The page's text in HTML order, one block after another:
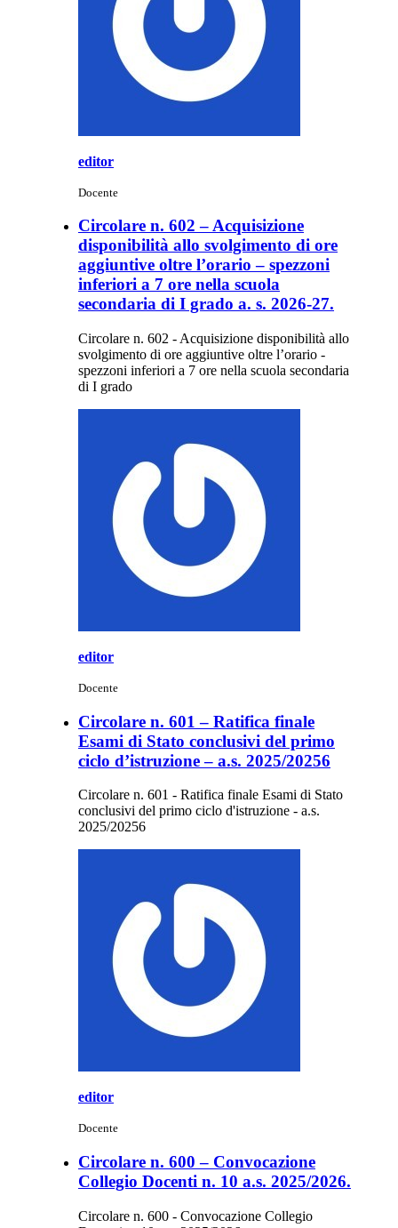
editor
Docente
Circolare n. 602 – Acquisizione
disponibilità allo svolgimento di ore
aggiuntive oltre l’orario – spezzoni
inferiori a 7 ore nella scuola
secondaria di I grado a. s. 2026-27.
Circolare n. 602 - Acquisizione disponibilità allo
svolgimento di ore aggiuntive oltre l’orario -
spezzoni inferiori a 7 ore nella scuola secondaria
di I grado
editor
Docente
Circolare n. 601 – Ratifica finale
Esami di Stato conclusivi del primo
ciclo d’istruzione – a.s. 2025/20256
Circolare n. 601 - Ratifica finale Esami di Stato
conclusivi del primo ciclo d'istruzione - a.s.
2025/20256
editor
Docente
Circolare n. 600 – Convocazione
Collegio Docenti n. 10 a.s. 2025/2026.
Circolare n. 600 - Convocazione Collegio